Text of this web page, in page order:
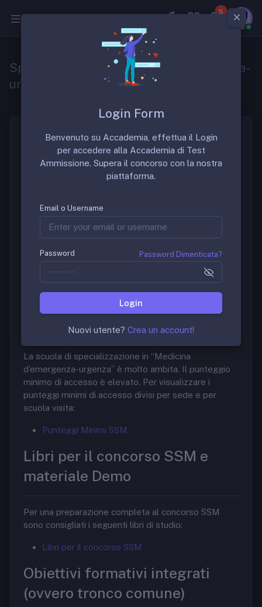
5
Specializzazione in medicina d’emergenza-
urgenza
La scuola di specializzazione in “Medicina
d’emergenza-urgenza” è una scuola di
specializzazione molto ambita. La durata della scuola
Gruppo di Discussione
scuola è possibile richiedere informazioni nel gruppo
FB dedicato:
Scuole di Specializzazione in Medicina
La scuola di specializzazione in “Medicina
d’emergenza-urgenza” è molto ambita. Il punteggio
minimo di accesso è elevato. Per visualizzare i
punteggi minimi di accesso divisi per sede e per
scuola visita:
Punteggi Minimi SSM
Libri per il concorso SSM e
materiale Demo
Per una preparazione completa al concorso SSM
sono consigliati i seguenti libri di studio:
Libri per il concorso SSM
Obiettivi formativi integrati
(ovvero tronco comune)
Login Form
Benvenuto su Accademia, effettua il Login
per accedere alla Accademia di Test
Ammissione. Supera il concorso con la nostra
piattaforma.
Email o Username
Password Password Dimenticata?
Login
Nuovi utente? Crea un account!